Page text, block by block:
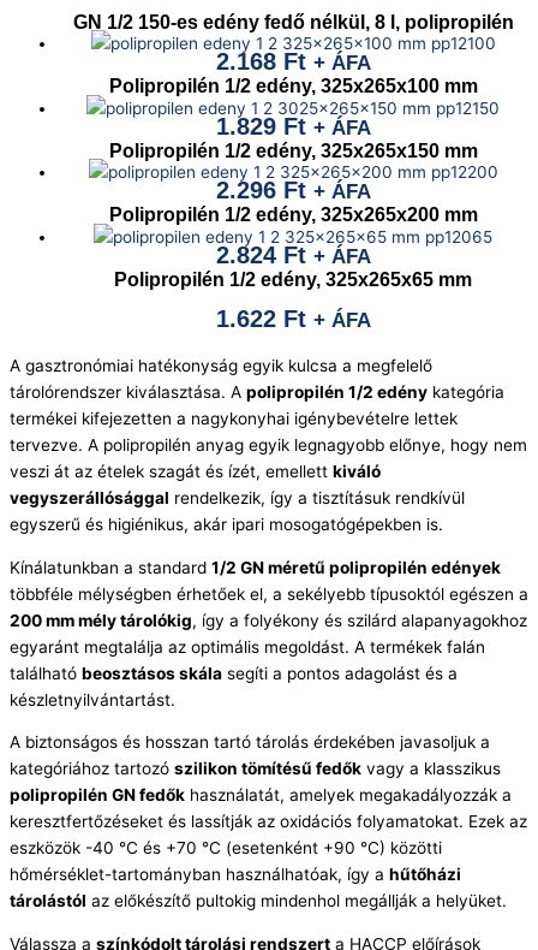
GN 1/2 150-es edény fedő nélkül, 8 l, polipropilén
2.168 Ft + ÁFA
Polipropilén 1/2 edény, 325x265x100 mm
1.829 Ft + ÁFA
Polipropilén 1/2 edény, 325x265x150 mm
2.296 Ft + ÁFA
Polipropilén 1/2 edény, 325x265x200 mm
2.824 Ft + ÁFA
Polipropilén 1/2 edény, 325x265x65 mm
1.622 Ft + ÁFA
A gasztronómiai hatékonyság egyik kulcsa a megfelelő
tárolórendszer kiválasztása. A polipropilén 1/2 edény kategória
termékei kifejezetten a nagykonyhai igénybevételre lettek
tervezve. A polipropilén anyag egyik legnagyobb előnye, hogy nem
veszi át az ételek szagát és ízét, emellett kiváló
vegyszerállósággal rendelkezik, így a tisztításuk rendkívül
egyszerű és higiénikus, akár ipari mosogatógépekben is.
Kínálatunkban a standard 1/2 GN méretű polipropilén edények
többféle mélységben érhetőek el, a sekélyebb típusoktól egészen a
200 mm mély tárolókig, így a folyékony és szilárd alapanyagokhoz
egyaránt megtalálja az optimális megoldást. A termékek falán
található beosztásos skála segíti a pontos adagolást és a
készletnyilvántartást.
A biztonságos és hosszan tartó tárolás érdekében javasoljuk a
kategóriához tartozó szilikon tömítésű fedők vagy a klasszikus
polipropilén GN fedők használatát, amelyek megakadályozzák a
keresztfertőzéseket és lassítják az oxidációs folyamatokat. Ezek az
eszközök -40 °C és +70 °C (esetenként +90 °C) közötti
hőmérséklet-tartományban használhatóak, így a hűtőházi
tárolástól az előkészítő pultokig mindenhol megállják a helyüket.
Válassza a színkódolt tárolási rendszert a HACCP előírások